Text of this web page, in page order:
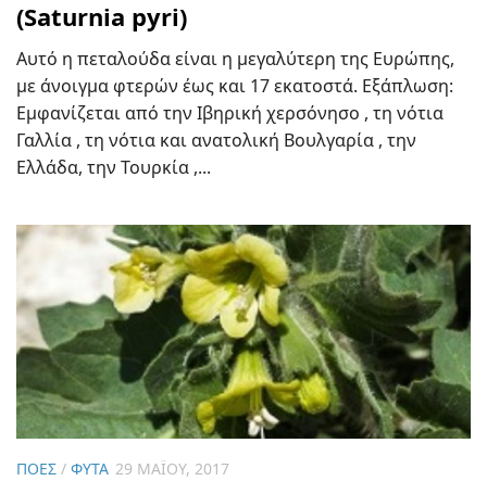
(Saturnia pyri)
Αυτό η πεταλούδα είναι η μεγαλύτερη της Ευρώπης,
με άνοιγμα φτερών έως και 17 εκατοστά. Εξάπλωση:
Εμφανίζεται από την Ιβηρική χερσόνησο , τη νότια
Γαλλία , τη νότια και ανατολική Βουλγαρία , την
Ελλάδα, την Τουρκία ,...
ΠΌΕΣ / ΦΥΤΆ 29 ΜΑΪ́ΟΥ, 2017